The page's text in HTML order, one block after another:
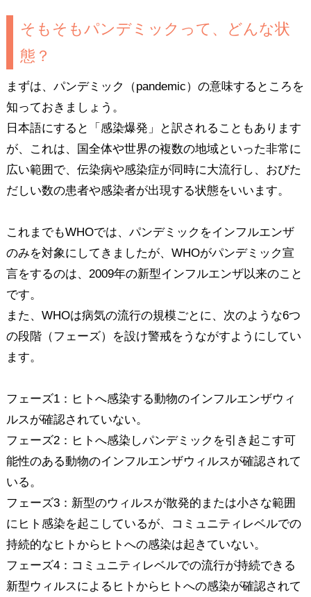
そもそもパンデミックって、どんな状
態？
まずは、パンデミック（pandemic）の意味するところを
知っておきましょう。
日本語にすると「感染爆発」と訳されることもあります
が、これは、国全体や世界の複数の地域といった非常に
広い範囲で、伝染病や感染症が同時に大流行し、おびた
だしい数の患者や感染者が出現する状態をいいます。
これまでもWHOでは、パンデミックをインフルエンザ
のみを対象にしてきましたが、WHOがパンデミック宣
言をするのは、2009年の新型インフルエンザ以来のこと
です。
また、WHOは病気の流行の規模ごとに、次のような6つ
の段階（フェーズ）を設け警戒をうながすようにしてい
ます。
フェーズ1：ヒトへ感染する動物のインフルエンザウィ
ルスが確認されていない。
フェーズ2：ヒトへ感染しパンデミックを引き起こす可
能性のある動物のインフルエンザウィルスが確認されて
いる。
フェーズ3：新型のウィルスが散発的または小さな範囲
にヒト感染を起こしているが、コミュニティレベルでの
持続的なヒトからヒトへの感染は起きていない。
フェーズ4：コミュニティレベルでの流行が持続できる
新型ウィルスによるヒトからヒトへの感染が確認されて